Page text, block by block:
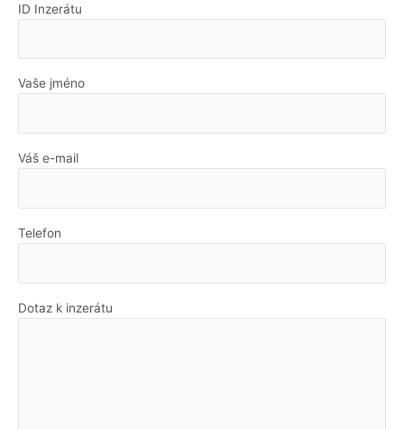
ID Inzerátu
Vaše jméno
Váš e-mail
Telefon
Dotaz k inzerátu